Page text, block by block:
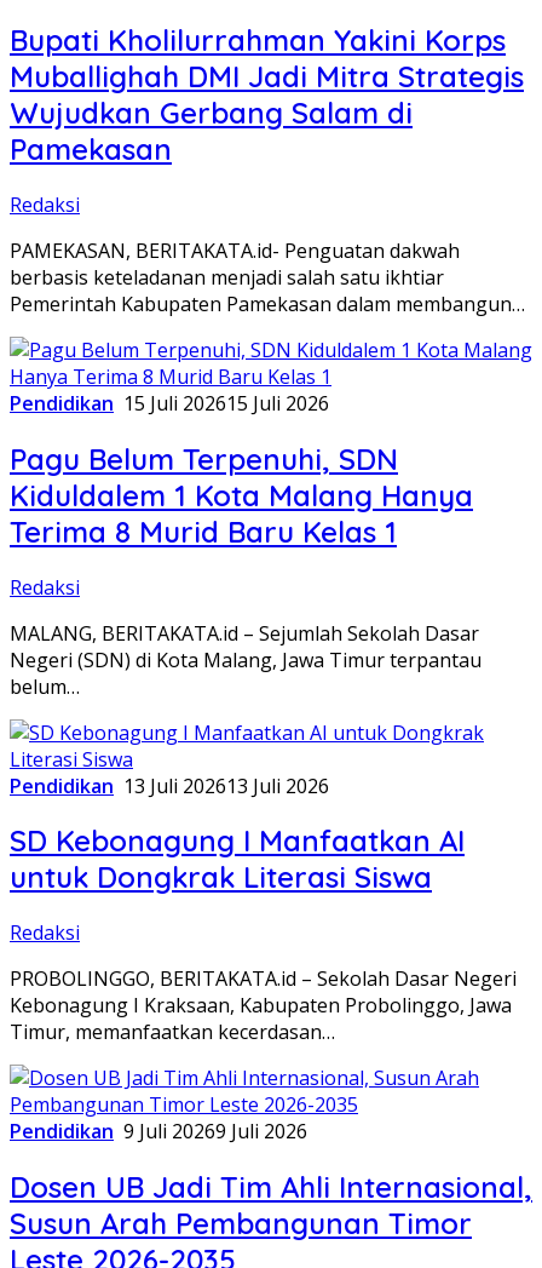
Bupati Kholilurrahman Yakini Korps
Muballighah DMI Jadi Mitra Strategis
Wujudkan Gerbang Salam di
Pamekasan
Redaksi
PAMEKASAN, BERITAKATA.id- Penguatan dakwah
berbasis keteladanan menjadi salah satu ikhtiar
Pemerintah Kabupaten Pamekasan dalam membangun…
Pendidikan 15 Juli 202615 Juli 2026
Pagu Belum Terpenuhi, SDN
Kiduldalem 1 Kota Malang Hanya
Terima 8 Murid Baru Kelas 1
Redaksi
MALANG, BERITAKATA.id – Sejumlah Sekolah Dasar
Negeri (SDN) di Kota Malang, Jawa Timur terpantau
belum…
Pendidikan 13 Juli 202613 Juli 2026
SD Kebonagung I Manfaatkan AI
untuk Dongkrak Literasi Siswa
Redaksi
PROBOLINGGO, BERITAKATA.id – Sekolah Dasar Negeri
Kebonagung I Kraksaan, Kabupaten Probolinggo, Jawa
Timur, memanfaatkan kecerdasan…
Pendidikan 9 Juli 20269 Juli 2026
Dosen UB Jadi Tim Ahli Internasional,
Susun Arah Pembangunan Timor
Leste 2026-2035